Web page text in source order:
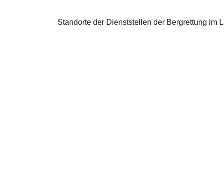
Standorte der Dienststellen der Bergrettung im